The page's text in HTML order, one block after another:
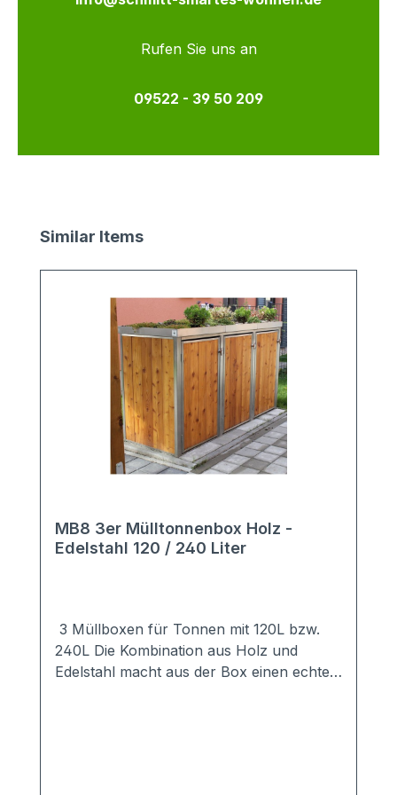
Rufen Sie uns an
09522 - 39 50 209
Produktgalerie überspringen
Similar Items
MB8 3er Mülltonnenbox Holz -
Edelstahl 120 / 240 Liter
3 Müllboxen für Tonnen mit 120L bzw.
240L Die Kombination aus Holz und
Edelstahl macht aus der Box einen echten